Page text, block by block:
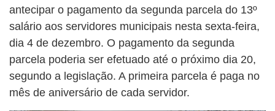
antecipar o pagamento da segunda parcela do 13º
salário aos servidores municipais nesta sexta-feira,
dia 4 de dezembro. O pagamento da segunda
parcela poderia ser efetuado até o próximo dia 20,
segundo a legislação. A primeira parcela é paga no
mês de aniversário de cada servidor.